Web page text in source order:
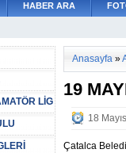
HABER ARA
LİG
Anasayfa »
19
18
Çatalca